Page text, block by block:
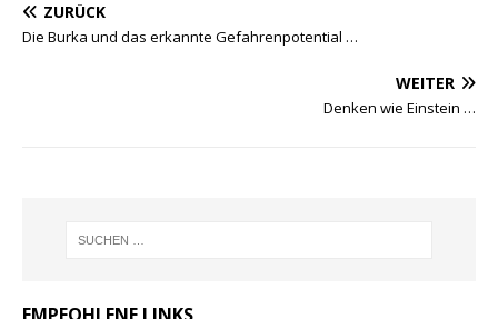
ZURÜCK
Die Burka und das erkannte Gefahrenpotential …
WEITER
Denken wie Einstein …